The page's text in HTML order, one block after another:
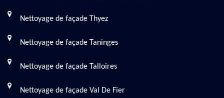
Nettoyage de façade Thyez
Nettoyage de façade Taninges
Nettoyage de façade Talloires
Nettoyage de façade Val De Fier